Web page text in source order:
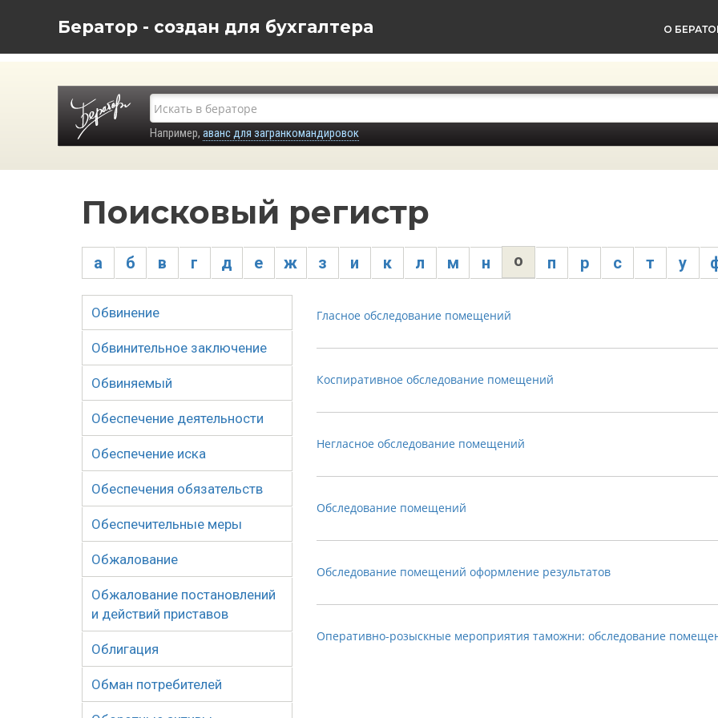
Бератор - создан для бухгалтера О
Например, аванс для загранкомандировок
Поисковый регистр
а б в г д е ж з и к л м н о п р с т у
Обвинение
Обвинительное заключение
Обвиняемый
Обеспечение деятельности
Обеспечение иска
Обеспечения обязательств
Обеспечительные меры
Обжалование
Обжалование постановлений
и действий приставов
Облигация
Обман потребителей
Гласное обследование помещений
Коспиративное обследование помещений
Негласное обследование помещений
Обследование помещений
Обследование помещений оформление результатов
Оперативно-розыскные мероприятия таможни: обследование